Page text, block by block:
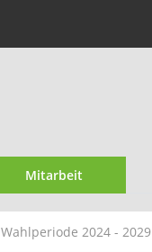
Mitarbeit
2024 - 2029